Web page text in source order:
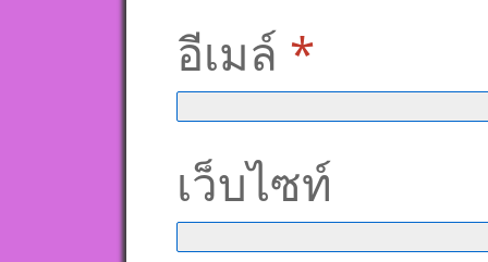
อีเมล์ *
เว็บไซท์